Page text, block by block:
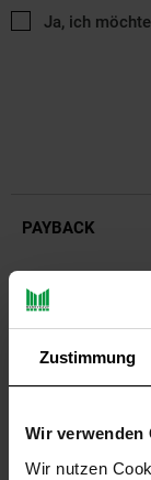
Zustimmung
Wir verwenden
Wir nutzen
Ja, ich
PAYBACK
Payback Punkte
Tauchen Sie ein